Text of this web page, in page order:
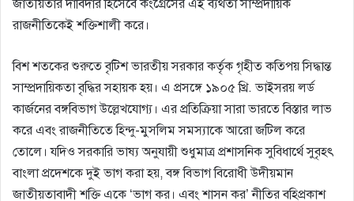
জাতীয়তার দাবিদার হিসেবে কংগ্রেসের এই ব্যর্থতা সাম্প্রদায়িক
রাজনীতিকেই শক্তিশালী করে।
বিশ শতকের শুরুতে বৃটিশ ভারতীয় সরকার কর্তৃক গৃহীত কতিপয় সিদ্ধান্ত
সাম্প্রদায়িকতা বৃদ্ধির সহায়ক হয়। এ প্রসঙ্গে ১৯০৫ খ্রি. ভাইসরয় লর্ড
কার্জনের বঙ্গবিভাগ উল্লেখযােগ্য। এর প্রতিক্রিয়া সারা ভারতে বিস্তার লাভ
করে এবং রাজনীতিতে হিন্দু-মুসলিম সমস্যাকে আরাে জটিল করে
তােলে। যদিও সরকারি ভাষ্য অনুযায়ী শুধুমাত্র প্রশাসনিক সুবিধার্থে সুবৃহৎ
বাংলা প্রদেশকে দুই ভাগ করা হয়, বঙ্গ বিভাগ বিরােধী উদীয়মান
জাতীয়তাবাদী শক্তি একে ‘ভাগ কর। এবং শাসন কর’ নীতির বহিপ্রকাশ